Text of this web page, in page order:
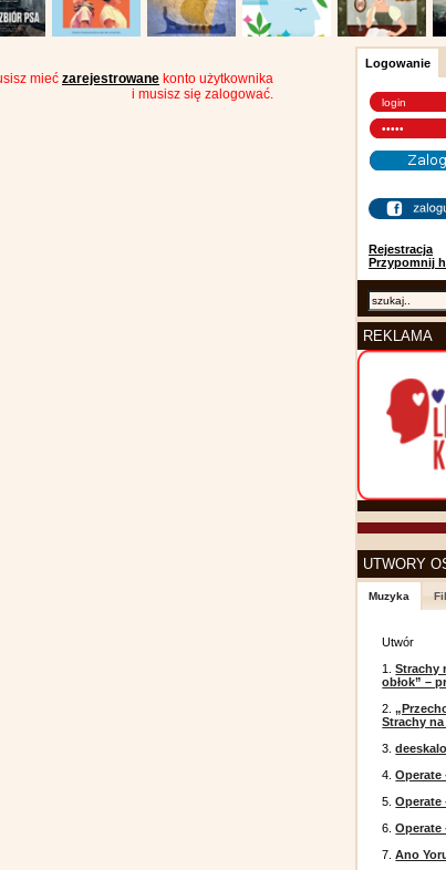
mieć zarejestrowane konto użytkownika
i musisz się zalogować.
Logowanie
Rejestracja
Przypomnij
REKLAMA
UTWORY
Muzyka
Utwór
1.Strachy
obłok” –
2.
Strachy
3.
4.Operate
5.Operate
6.Operate
7.Ano